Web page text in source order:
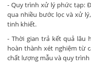
- Quy trình xử lý phức tạp:
qua nhiều bước lọc và xử
tinh khiết.
- Thời gian trả kết quả lâu
hoàn thành xét nghiệm từ
chất lượng mẫu và quy trình